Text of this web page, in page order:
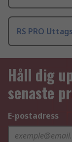
RS PRO
Håll dig
senaste
E-postadress